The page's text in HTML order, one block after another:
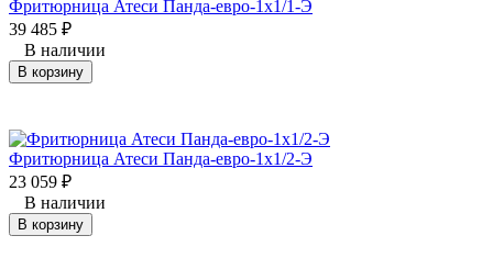
Фритюрница Атеси Панда-евро-1х1/1-Э
39 485 ₽
В наличии
В корзину
Фритюрница Атеси Панда-евро-1х1/2-Э
23 059 ₽
В наличии
В корзину